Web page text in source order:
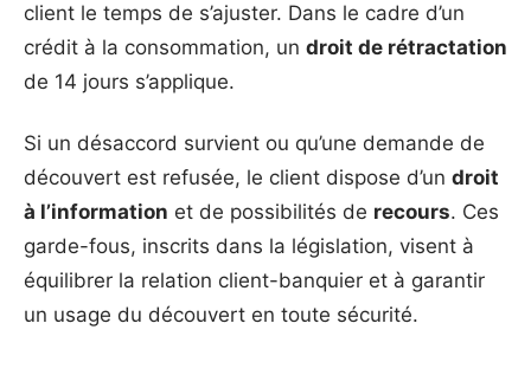
client le temps de s’ajuster. Dans le cadre d’un
crédit à la consommation, un droit de rétractation
de 14 jours s’applique.
Si un désaccord survient ou qu’une demande de
découvert est refusée, le client dispose d’un droit
à l’information et de possibilités de recours. Ces
garde-fous, inscrits dans la législation, visent à
équilibrer la relation client-banquier et à garantir
un usage du découvert en toute sécurité.